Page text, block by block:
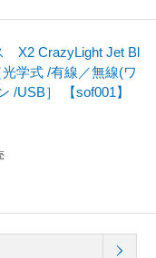
X2 CrazyLight Jet Bl
学式 /有線／無線(ワ
/USB］ 【sof001】